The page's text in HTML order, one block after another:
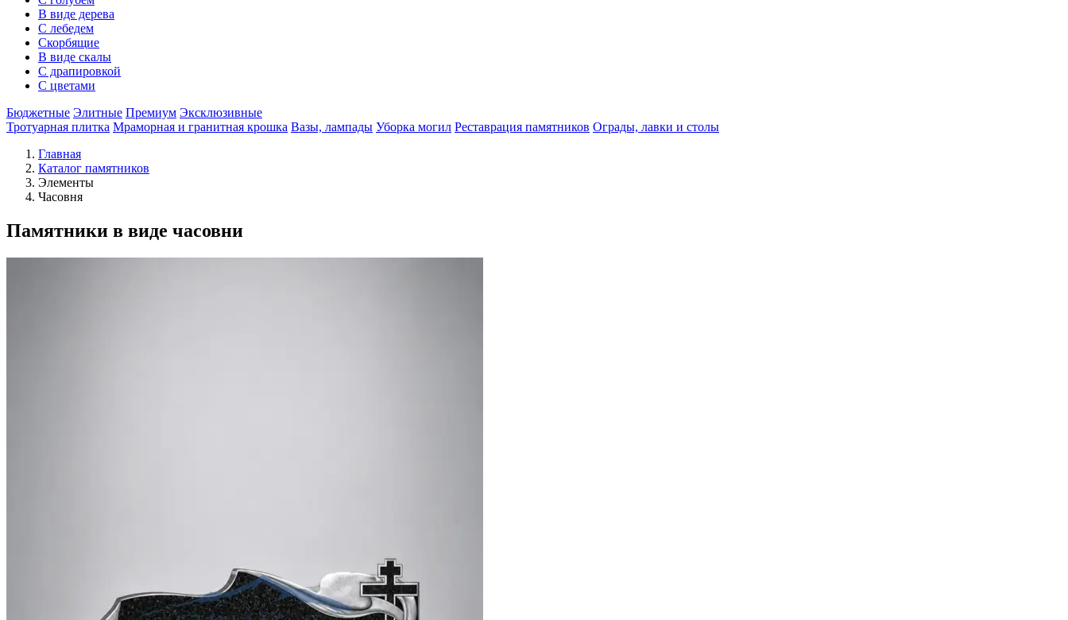
В виде дерева
С лебедем
Скорбящие
В виде скалы
С драпировкой
С цветами
Бюджетные Элитные Премиум Эксклюзивные
Тротуарная плитка Мраморная и гранитная крошка Вазы, лампады Уборка могил Реставрация памятников Ограды, лавки и столы
Главная
Каталог памятников
Элементы
Часовня
Памятники в виде часовни